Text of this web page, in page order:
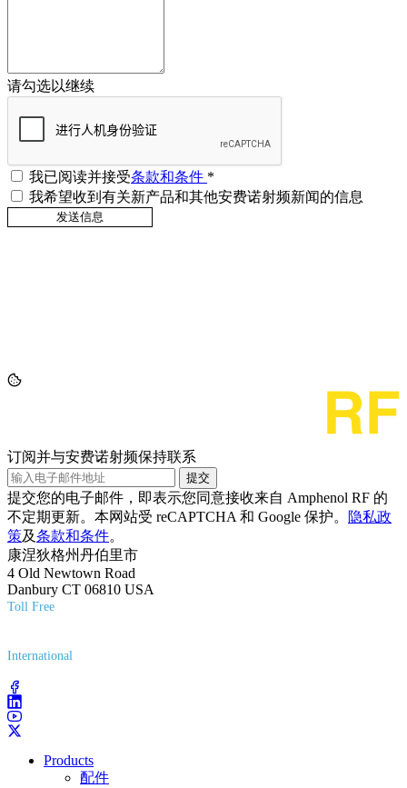
请勾选以继续
我已阅读并接受条款和条件 *
我希望收到有关新产品和其他安费诺射频新闻的信息
订阅并与安费诺射频保持联系
提交
提交您的电子邮件，即表示您同意接收来自 Amphenol RF 的
不定期更新。本网站受 reCAPTCHA 和 Google 保护。
隐私政
策及条款和条件。
康涅狄格州丹伯里市
4 Old Newtown Road
Danbury CT 06810 USA
Toll Free
International
Products
配件